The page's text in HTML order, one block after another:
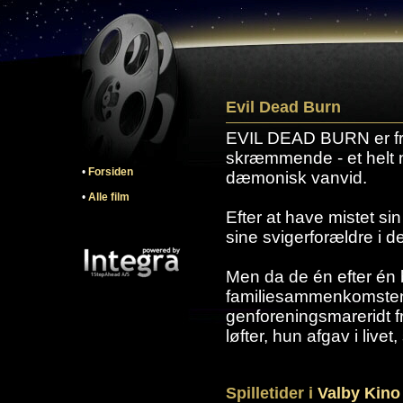
• Forsiden
• Alle film
Evil Dead Burn
EVIL DEAD BURN er
skræmmende - et helt
dæmonisk vanvid.
Efter at have mistet
sine svigerforældre i
Men da de én efter
genforeningsmareridt
løfter, hun afgav i
Spilletider i Valby Kino